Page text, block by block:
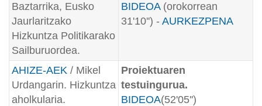
Baztarrika, Eusko
Jaurlaritzako
Hizkuntza Politikarako
Sailburuordea.
BIDEOA(orokorrean
31'10'') - AURKEZPENA
AHIZE-AEK / Mikel
Urdangarin. Hizkuntza
aholkularia.
Proiektuaren
testuingurua.
BIDEOA(52'05'')